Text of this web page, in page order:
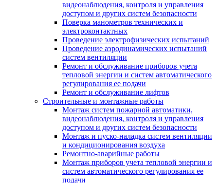
видеонаблюдения, контроля и управления
доступом и других систем безопасности
Поверка манометров технических и
электроконтактных
Проведение электрофизических испытаний
Проведение аэродинамических испытаний
систем вентиляции
Ремонт и обслуживание приборов учета
тепловой энергии и систем автоматического
регулирования ее подачи
Ремонт и обслуживание лифтов
Строительные и монтажные работы
Монтаж систем пожарной автоматики,
видеонаблюдения, контроля и управления
доступом и других систем безопасности
Монтаж и пуско-наладка систем вентиляции
и кондиционирования воздуха
Ремонтно-аварийные работы
Монтаж приборов учета тепловой энергии и
систем автоматического регулирования ее
подачи